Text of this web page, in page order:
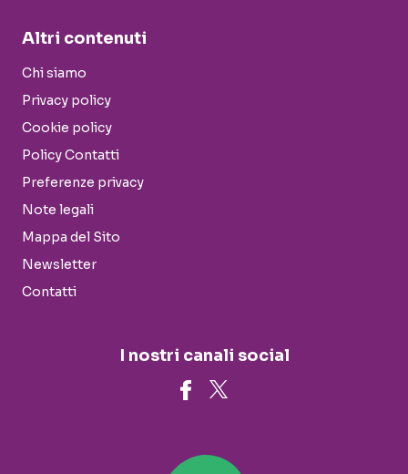
Altri contenuti
Chi siamo
Privacy policy
Cookie policy
Policy Contatti
Preferenze privacy
Note legali
Mappa del Sito
Newsletter
Contatti
I nostri canali social